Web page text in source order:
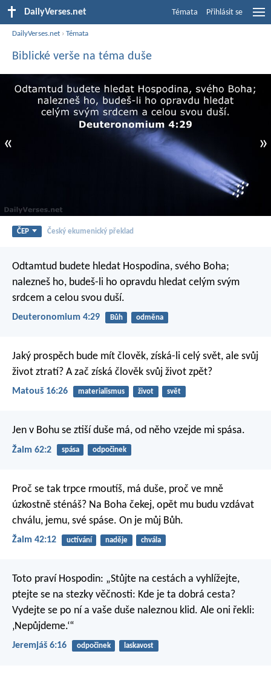
DailyVerses.net Témata Přihlásit se
DailyVerses.net ›Témata
Biblické verše na téma duše
« »
ČEP Český ekumenický překlad
Odtamtud budete hledat Hospodina, svého Boha;
nalezneš ho, budeš-li ho opravdu hledat celým svým
srdcem a celou svou duší.
Deuteronomium 4:29 Bůh odměna
Jaký prospěch bude mít člověk, získá-li celý svět, ale svůj
život ztratí? A zač získá člověk svůj život zpět?
Matouš 16:26 materialismus život svět
Jen v Bohu se ztiší duše má, od něho vzejde mi spása.
Žalm 62:2 spása odpočinek
Proč se tak trpce rmoutíš, má duše, proč ve mně
úzkostně sténáš? Na Boha čekej, opět mu budu vzdávat
chválu, jemu, své spáse. On je můj Bůh.
Žalm 42:12 uctívání naděje chvála
Toto praví Hospodin: „Stůjte na cestách a vyhlížejte,
ptejte se na stezky věčnosti: Kde je ta dobrá cesta?
Vydejte se po ní a vaše duše naleznou klid. Ale oni řekli:
‚Nepůjdeme.‘“
Jeremjáš 6:16 odpočinek laskavost